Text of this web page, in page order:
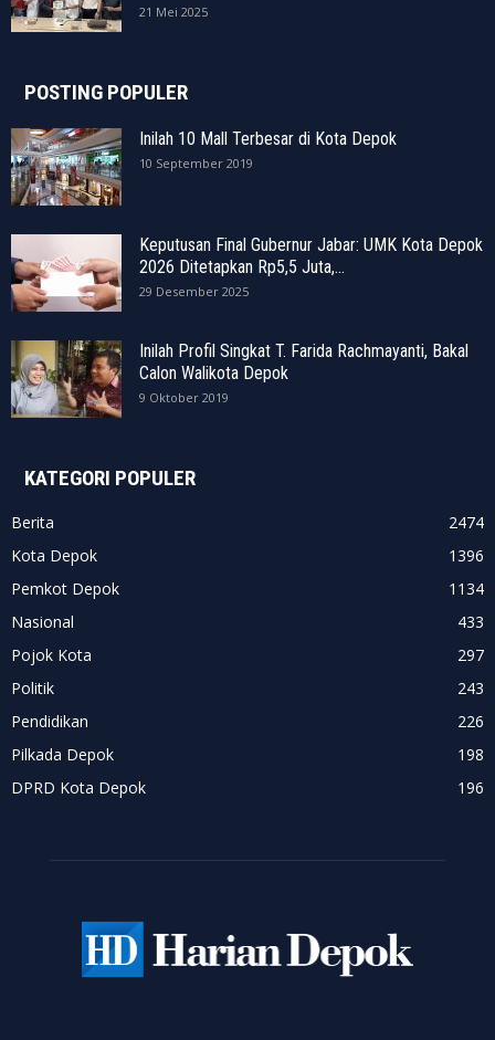
21 Mei 2025
POSTING POPULER
Inilah 10 Mall Terbesar di Kota Depok
10 September 2019
Keputusan Final Gubernur Jabar: UMK Kota Depok
2026 Ditetapkan Rp5,5 Juta,...
29 Desember 2025
Inilah Profil Singkat T. Farida Rachmayanti, Bakal
Calon Walikota Depok
9 Oktober 2019
KATEGORI POPULER
Berita
2474
Kota Depok
1396
Pemkot Depok
1134
Nasional
433
Pojok Kota
297
Politik
243
Pendidikan
226
Pilkada Depok
198
DPRD Kota Depok
196